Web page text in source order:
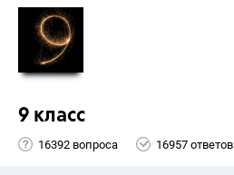
9 класс
16392 вопроса 16957 ответов